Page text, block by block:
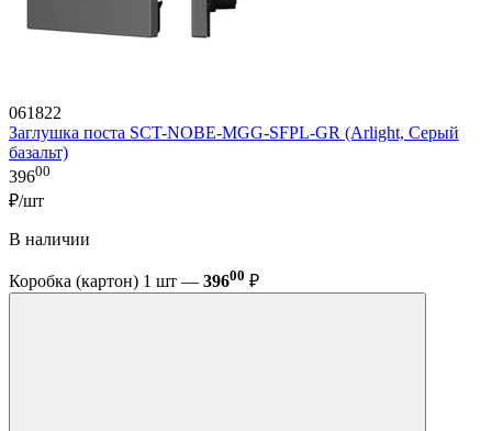
061822
Заглушка поста SCT-NOBE-MGG-SFPL-GR (Arlight, Серый
базальт)
39600
₽/шт
В наличии
Коробка (картон) 1 шт — 39600 ₽